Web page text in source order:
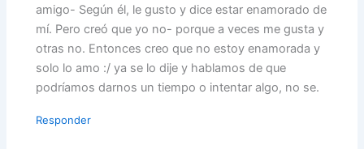
amigo- Según él, le gusto y dice estar enamorado de
mí. Pero creó que yo no- porque a veces me gusta y
otras no. Entonces creo que no estoy enamorada y
solo lo amo :/ ya se lo dije y hablamos de que
podríamos darnos un tiempo o intentar algo, no se.
Responder